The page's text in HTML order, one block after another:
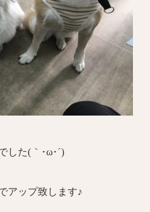
た(｀･ω･´)ゞ
アップ致します♪